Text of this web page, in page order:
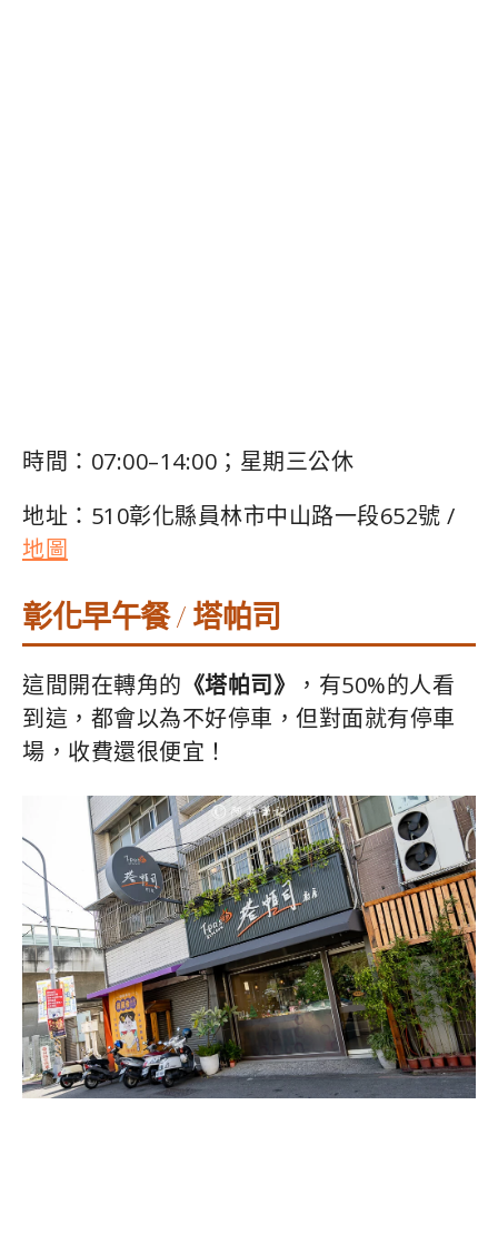
時間：07:00–14:00；星期三公休
地址：510彰化縣員林市中山路一段652號 /
地圖
彰化早午餐 / 塔帕司
這間開在轉角的 《塔帕司》
，有50%的人看
到這，都會以為不好停車，但對面就有停車
場，收費還很便宜！